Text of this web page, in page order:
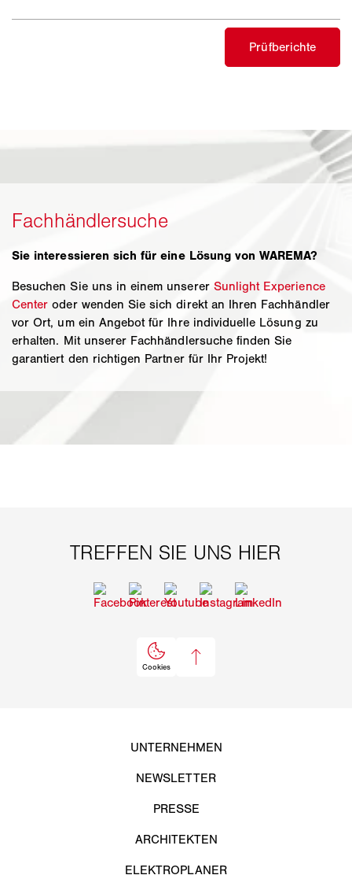
Sie interessieren sich für eine Lösung von WAREMA?
Besuchen Sie uns in einem unserer Sunlight Experience
Center oder wenden Sie sich direkt an Ihren Fachhändler
vor Ort, um ein Angebot für Ihre individuelle Lösung zu
erhalten. Mit unserer Fachhändlersuche finden Sie
garantiert den richtigen Partner für Ihr Projekt!